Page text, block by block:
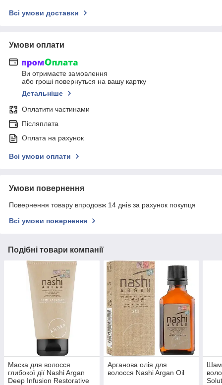
Всі умови доставки
Умови оплати
Ви отримаєте замовлення
або гроші повернуться на вашу картку
Детальніше
Оплатити частинами
Післяплата
Оплата на рахунок
Всі умови оплати
Умови повернення
Повернення товару впродовж 14 днів за рахунок покупця
Всі умови повернення
Подібні товари компанії
Маска для волосся
глибокої дії Nashi Argan
Deep Infusion Restorative
Арганова олія для
волосся Nashi Argan Oil